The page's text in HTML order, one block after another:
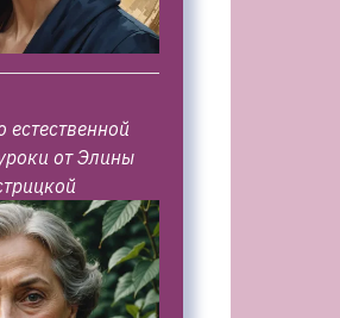
естественной
от Элины